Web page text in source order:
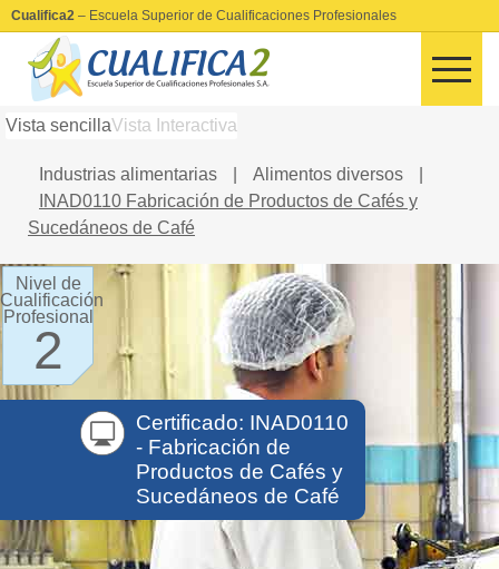
Cualifica2 – Escuela Superior de Cualificaciones Profesionales
Vista sencillaVista Interactiva
Industrias alimentarias Alimentos diversos
INAD0110 Fabricación de Productos de Cafés y
Sucedáneos de Café
Nivel de
Cualificación
Profesional
2
Certificado: INAD0110
- Fabricación de
Productos de Cafés y
Sucedáneos de Café